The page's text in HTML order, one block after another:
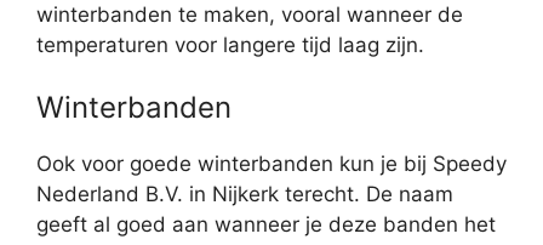
winterbanden te maken, vooral wanneer de
temperaturen voor langere tijd laag zijn.
Winterbanden
Ook voor goede winterbanden kun je bij Speedy
Nederland B.V. in Nijkerk terecht. De naam
geeft al goed aan wanneer je deze banden het